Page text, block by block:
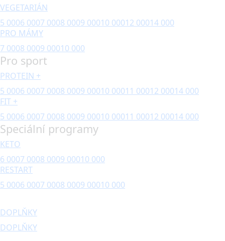
VEGETARIÁN
5 0006 0007 0008 0009 00010 00012 00014 000
PRO MÁMY
7 0008 0009 00010 000
Pro sport
PROTEIN +
5 0006 0007 0008 0009 00010 00011 00012 00014 000
FIT +
5 0006 0007 0008 0009 00010 00011 00012 00014 000
Speciální programy
KETO
6 0007 0008 0009 00010 000
RESTART
5 0006 0007 0008 0009 00010 000
DOPLŇKY
DOPLŇKY